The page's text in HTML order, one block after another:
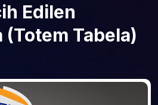
Edilen
(Totem Tabela)